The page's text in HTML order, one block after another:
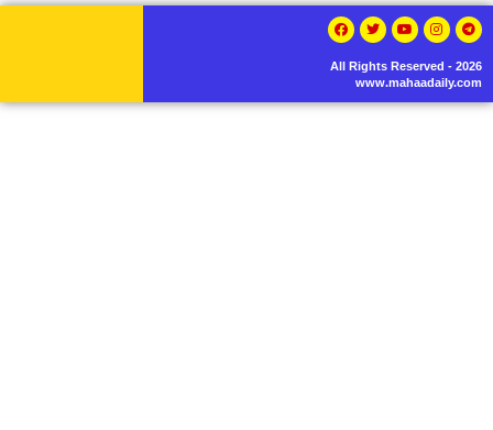
All Rights Reserved - 2026
www.mahaadaily.com